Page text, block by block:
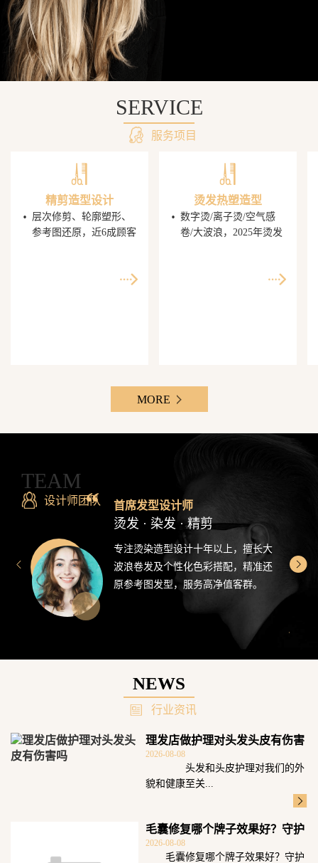
SERVICE
服务项目
精剪造型设计
· 层次修剪、轮廓塑形、
参考图还原，近6成顾客
烫发热塑造型
· 数字烫/离子烫/空气感
卷/大波浪，2025年烫发
世代最爱分享的发型设
MORE
TEAM
设计师团队 首席发型设计师
烫发 · 染发 · 精剪
专注烫染造型设计十年以上，擅长大
波浪卷发及个性化色彩搭配，精准还
原参考图发型，服务高净值客群。
NEWS
行业资讯
理发店做护理对头发头皮有伤害
吗
2026-08-08
头发和头皮护理对我们的外
貌和健康至关...
毛囊修复哪个牌子效果好？守护
头皮衰老：2
2026-08-08
毛囊修复哪个牌子效果好？守护